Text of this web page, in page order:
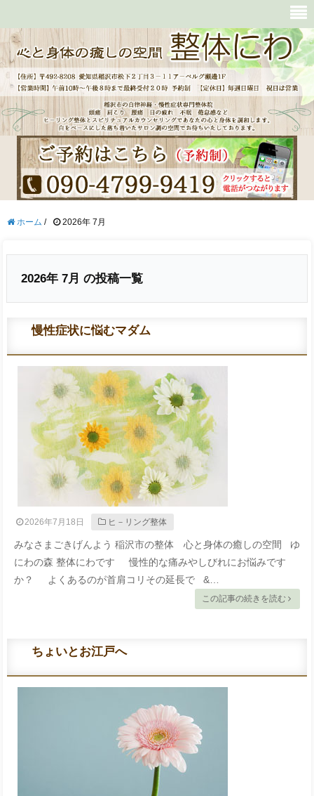
ホーム / 2026年 7月
2026年 7月 の投稿一覧
慢性症状に悩むマダム
2026年7月18日 ヒ－リング整体
みなさまごきげんよう 稲沢市の整体 心と身体の癒しの空間 ゆ
にわの森 整体にわです 慢性的な痛みやしびれにお悩みです
か？ よくあるのが首肩コリその延長で &…
この記事の続きを読む
ちょいとお江戸へ